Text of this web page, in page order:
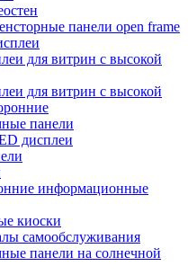
панели open frame
для витрин с высокой
для витрин с высокой
панели
дисплеи
информационные
киоски
самообслуживания
панели на солнечной